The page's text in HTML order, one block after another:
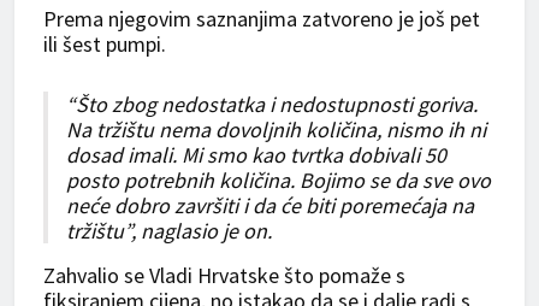
Prema njegovim saznanjima zatvoreno je još pet
ili šest pumpi.
“Što zbog nedostatka i nedostupnosti goriva.
Na tržištu nema dovoljnih količina, nismo ih ni
dosad imali. Mi smo kao tvrtka dobivali 50
posto potrebnih količina. Bojimo se da sve ovo
neće dobro završiti i da će biti poremećaja na
tržištu”, naglasio je on.
Zahvalio se Vladi Hrvatske što pomaže s